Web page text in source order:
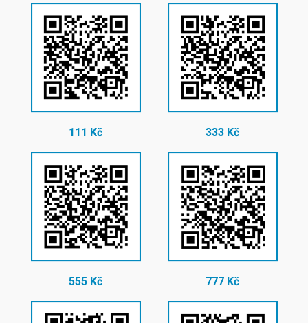
111 Kč 333 Kč
555 Kč 777 Kč